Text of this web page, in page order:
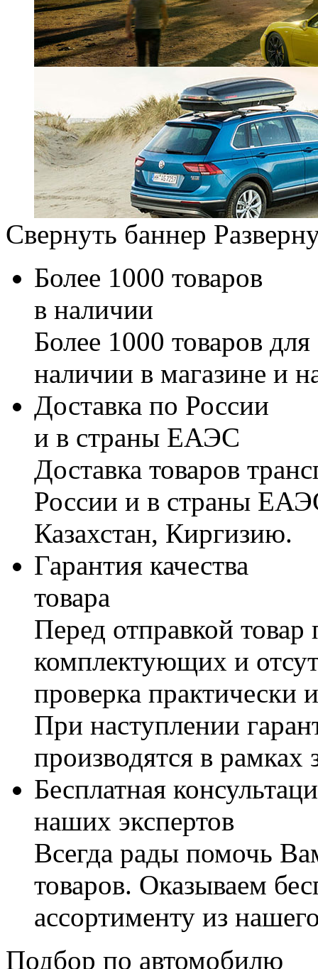
Свернуть баннер
Более 1000 товаров
в наличии
Более 1000 товаров
наличии в магазине и
Доставка по России
и в страны ЕАЭС
Доставка товаров
России и в страны
Казахстан, Киргизию.
Гарантия качества
товара
Перед отправкой товар
комплектующих и
проверка практически
При наступлении
производятся в рамках
Бесплатная
наших экспертов
Всегда рады помочь
товаров. Оказываем
ассортименту из
Подбор по автомобилю